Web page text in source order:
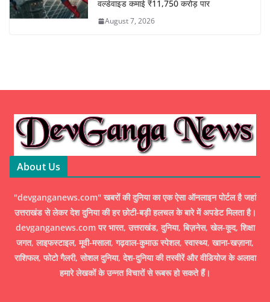
वर्ल्डवाइड कमाई ₹11,750 करोड़ पार
August 7, 2026
About Us
"devganganews.com" खबरों की दुनिया का एक ऐसा ऑनलाइन पोर्टल है जहां
उत्तराखंड से लेकर देश दुनिया की हर छोटी-बड़ी हलचल के बारे में अपडेट मिलता है।
devganganews.com पर भारत, उत्तराखंड, दुनिया, बिज़नेस, खेल-कूद, शिक्षा
जगत, लाइफस्टाइल, मूवी-मसाला, गढ़वाल-कुमाऊ स्पेशल, स्वास्थ्य, खाना-खज़ाना,
राशिफल, फोटो गैलरी, सोशल दुनिया, देश-दुनिया की तस्वीरें और वीडियोज के अलावा
हमारे लेखकों के उन्नत विचारों से रूबरू हो सकते हैं।